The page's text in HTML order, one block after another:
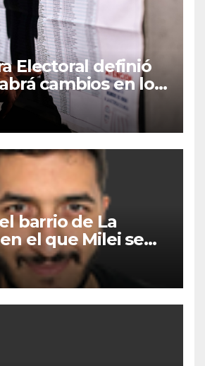
Electoral definió
cambios en los
votación en La
barrio de La
el que Milei se
de lanzamiento
en provincia de